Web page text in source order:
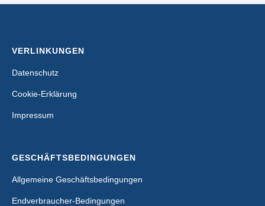
VERLINKUNGEN
Datenschutz
Cookie-Erklärung
Impressum
GESCHÄFTSBEDINGUNGEN
Allgemeine Geschäftsbedingungen
Endverbraucher-Bedingungen